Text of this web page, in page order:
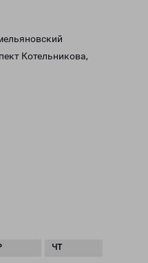
Котельникова,